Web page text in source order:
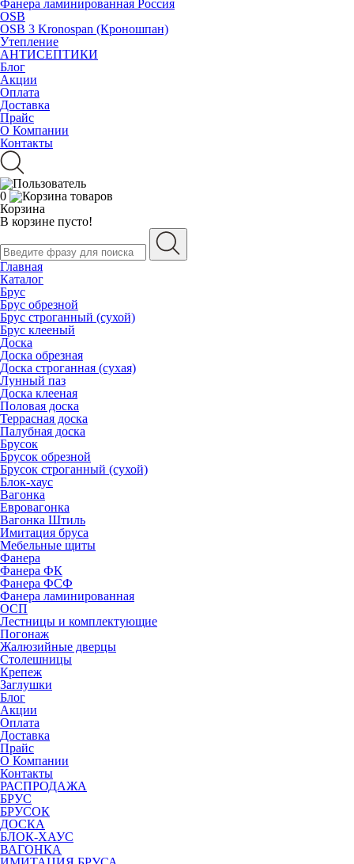
Фанера ламинированная Россия
OSB
OSB 3 Kronospan (Кроношпан)
Утепление
АНТИСЕПТИКИ
Блог
Акции
Оплата
Доставка
Прайс
О Компании
Контакты
0
Корзина
В корзине пусто!
Главная
Каталог
Брус
Брус обрезной
Брус строганный (сухой)
Брус клееный
Доска
Доска обрезная
Доска строганная (сухая)
Лунный паз
Доска клееная
Половая доска
Террасная доска
Палубная доска
Брусок
Брусок обрезной
Брусок строганный (сухой)
Блок-хаус
Вагонка
Евровагонка
Вагонка Штиль
Имитация бруса
Мебельные щиты
Фанера
Фанера ФК
Фанера ФСФ
Фанера ламинированная
ОСП
Лестницы и комплектующие
Погонаж
Жалюзийные дверцы
Столешницы
Крепеж
Заглушки
Блог
Акции
Оплата
Доставка
Прайс
О Компании
Контакты
РАСПРОДАЖА
БРУС
БРУСОК
ДОСКА
БЛОК-ХАУС
ВАГОНКА